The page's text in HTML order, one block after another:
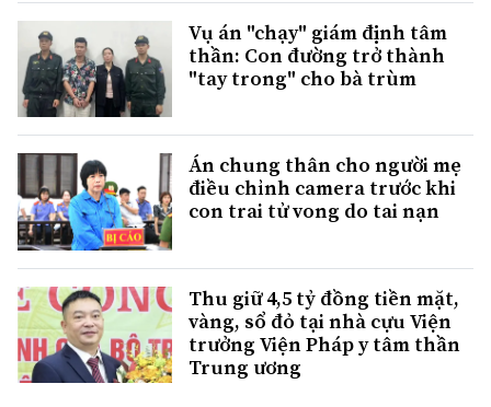
Vụ án "chạy" giám định tâm
thần: Con đường trở thành
"tay trong" cho bà trùm
Án chung thân cho người mẹ
điều chỉnh camera trước khi
con trai tử vong do tai nạn
Thu giữ 4,5 tỷ đồng tiền mặt,
vàng, sổ đỏ tại nhà cựu Viện
trưởng Viện Pháp y tâm thần
Trung ương